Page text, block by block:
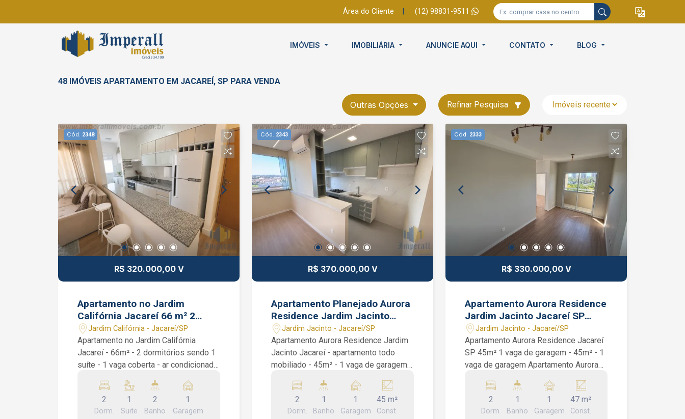
Área do Cliente (12) 98831-9511
IMÓVEIS IMOBILIÁRIA ANUNCIE AQUI CONTATO BLOG
48 IMÓVEIS APARTAMENTO EM JACAREÍ, SP PARA VENDA
Outras Opções Refinar Pesquisa
Cód. 2348
R$ 320.000,00 V
Apartamento no Jardim
Califórnia Jacareí 66 m² 2
dormitórios 1 suíte 1 vaga
coberta
Jardim Califórnia - Jacareí/SP
Apartamento no Jardim Califórnia
Jacareí - 66m² - 2 dormitórios sendo 1
suíte - 1 vaga coberta - ar condicionado
Jacareí. São 66 m², 2 dormitórios sendo
1 suíte com ar condicionado, cozinha
planejada, área de serviço, sala de tv,
2
Dorm.
1
Suite
2
Banho
1
Garagem
Cód. 2343
R$ 370.000,00 V
Apartamento Planejado Aurora
Residence Jardim Jacinto
Jacareí SP 45m² 1 vaga de
garagem
Jardim Jacinto - Jacareí/SP
Apartamento Aurora Residence Jardim
Jacinto Jacareí - apartamento todo
mobiliado - 45m² - 1 vaga de garagem
Jacinto Jacareí . São 45m², 2
dormitórios planejados, iluminação
embutida e automatizada em todo
2
Dorm.
1
Banho
1
Garagem
45 m²
Const.
Cód. 2333
R$ 330.000,00 V
Apartamento Aurora Residence
Jardim Jacinto Jacareí SP
45m² 1 vaga de garagem
Jardim Jacinto - Jacareí/SP
Apartamento Aurora Residence Jacareí
SP 45m² 1 vaga de garagem - 45m² - 1
vaga de garagem Apartamento Aurora
45m², 2 dormitórios, 1 banheiro social,
área de serviço e 1 vaga de garagem
Condomínio com portaria presencial 24
2
Dorm.
1
Banho
1
Garagem
47 m²
Const.